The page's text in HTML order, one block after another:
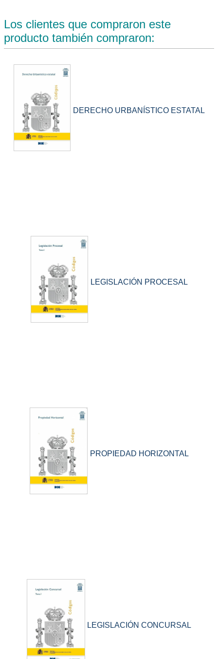
Los clientes que compraron este
producto también compraron:
DERECHO URBANÍSTICO ESTATAL
LEGISLACIÓN PROCESAL
PROPIEDAD HORIZONTAL
LEGISLACIÓN CONCURSAL